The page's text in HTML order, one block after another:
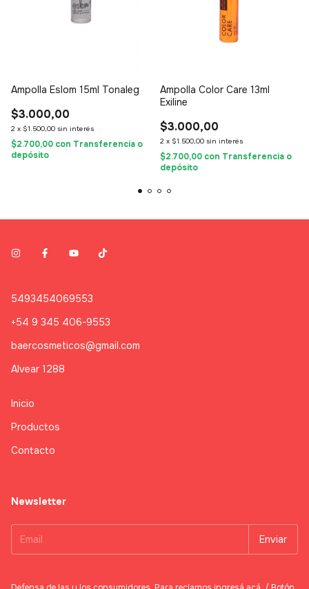
Ampolla Eslom 15ml Tonaleg
$3.000,00
2 x $1.500,00 sin interés
$2.700,00 con Transferencia o
depósito
Ampolla Color Care 13ml
Exiline
$3.000,00
2 x $1.500,00 sin interés
$2.700,00 con Transferencia o
depósito
5493454069553
+54 9 345 406-9553
baercosmeticos@gmail.com
Alvear 1288
Inicio
Productos
Contacto
Newsletter